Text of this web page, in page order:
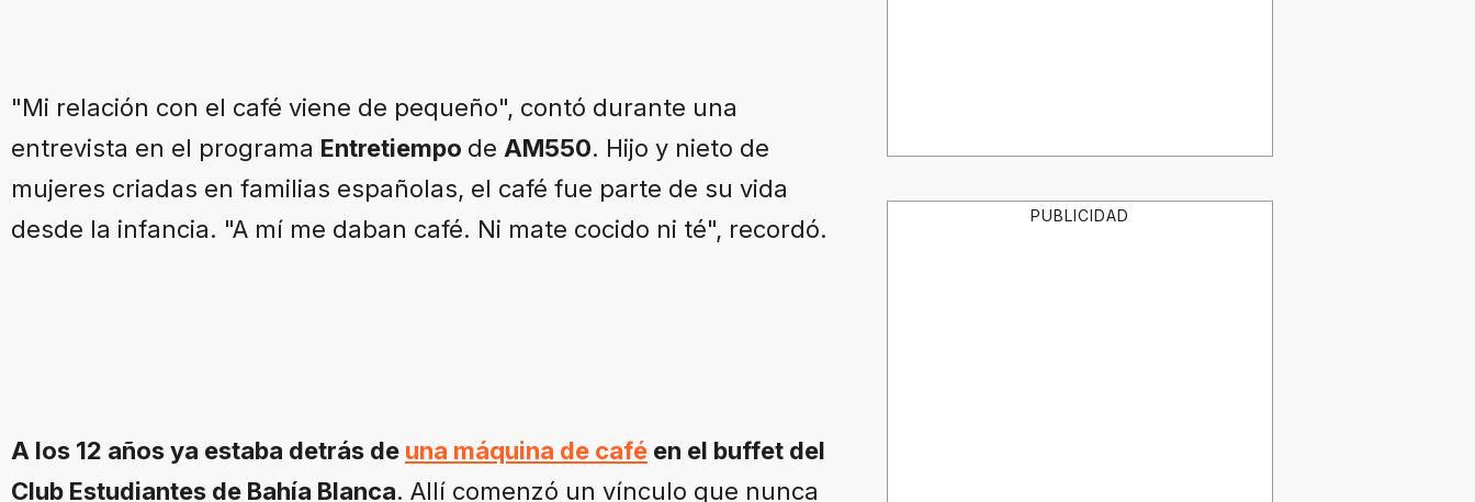
"Mi relación con el café viene de pequeño", contó durante una
entrevista en el programa Entretiempo de AM550. Hijo y nieto de
mujeres criadas en familias españolas, el café fue parte de su vida
desde la infancia. "A mí me daban café. Ni mate cocido ni té", recordó.
A los 12 años ya estaba detrás de una máquina de café en el buffet del
Club Estudiantes de Bahía Blanca. Allí comenzó un vínculo que nunca
PUBLICIDAD